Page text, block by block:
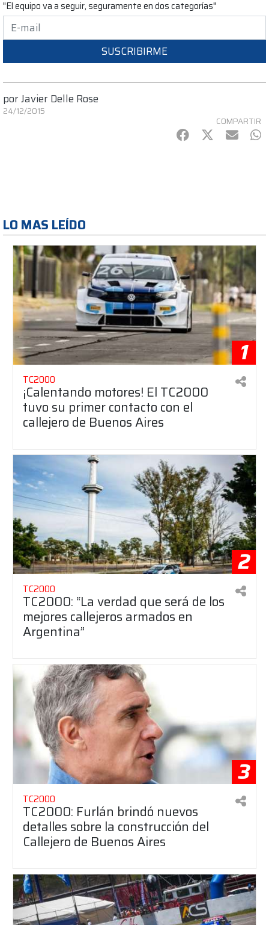
"El equipo va a seguir, seguramente en dos categorías"
SUSCRIBIRME
porJavier Delle Rose
24/12/2015
COMPARTIR
Facebook
Twitter
mail
LO MAS LEÍDO
1
TC2000
¡Calentando motores! El TC2000
tuvo su primer contacto con el
callejero de Buenos Aires
2
TC2000
TC2000: “La verdad que será de los
mejores callejeros armados en
Argentina”
3
TC2000
TC2000: Furlán brindó nuevos
detalles sobre la construcción del
Callejero de Buenos Aires